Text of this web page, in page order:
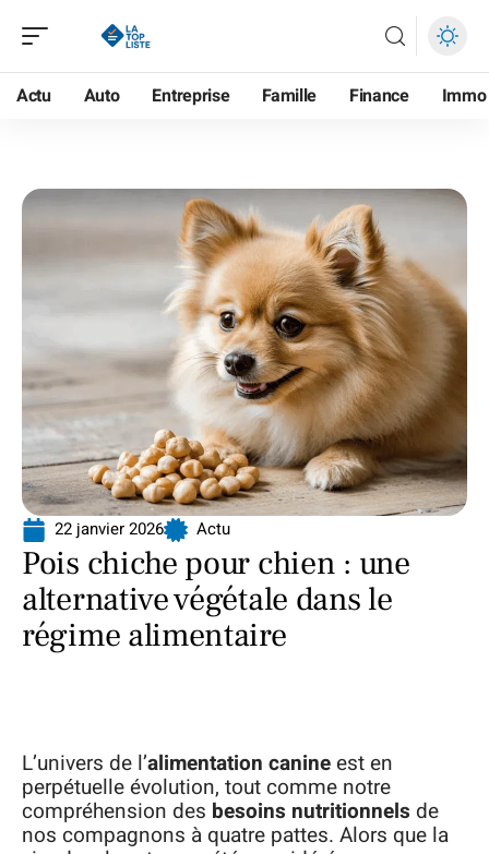
Actu Auto Entreprise Famille Finance Immo
22 janvier 2026 Actu
Pois chiche pour chien : une
alternative végétale dans le
régime alimentaire
L’univers de l’alimentation canineest en
perpétuelle évolution, tout comme notre
compréhension des besoins nutritionnels de
nos compagnons à quatre pattes. Alors que la